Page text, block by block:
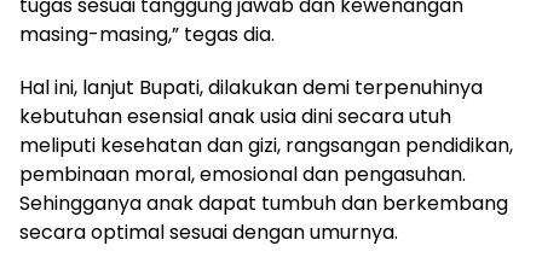
masing-masing,” tegas dia.
Hal ini, lanjut Bupati, dilakukan demi terpenuhinya
kebutuhan esensial anak usia dini secara utuh
meliputi kesehatan dan gizi, rangsangan pendidikan,
pembinaan moral, emosional dan pengasuhan.
Sehingganya anak dapat tumbuh dan berkembang
secara optimal sesuai dengan umurnya.